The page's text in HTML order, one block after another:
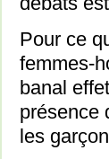
Pour ce
femmes-
banal
présence
les